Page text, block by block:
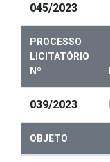
045/2023
PROCESSO
LICITATÓRIO
Nº
039/2023
OBJETO